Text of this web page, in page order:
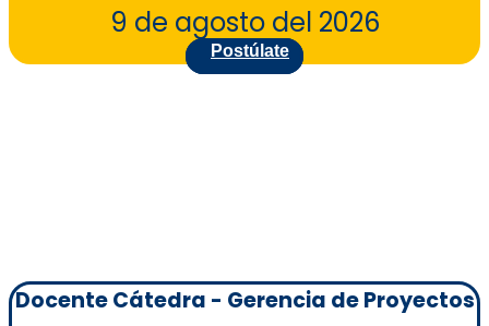
9 de agosto del 2026
Postúlate
Docente Cátedra - Gerencia de Proyectos